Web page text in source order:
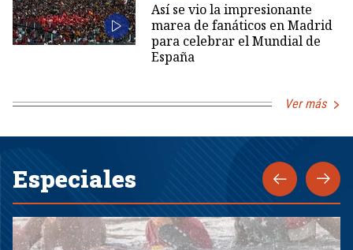
Así se vio la impresionante
marea de fanáticos en Madrid
para celebrar el Mundial de
España
Ver más
Especiales